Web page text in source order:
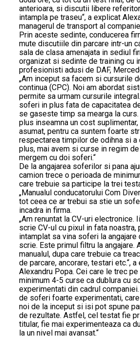
anterioara, si discutii libere
intampla pe traseu“, a explicat
managerul de transport al
Prin aceste sedinte, conducerea
mute discutiile din parcare intr-un
sala de clasa amenajata in sediul
organizat si sedinte de training cu
profesionisti adusi de DAF,
„Am inceput sa facem si cursurile
continua (CPC). Noi am abordat
permite sa urmam cursurile
soferi in plus fata de capacitatea
se gaseste timp sa mearga la
plus inseamna un cost
asumat, pentru ca suntem foarte
respectarea timpilor de odihna si a
plus, mai avem si curse in regim
mergem cu doi soferi.“
De la angajarea soferilor si pana
camion trece o perioada de
care trebuie sa participe la trei
„Manualul conducatorului Com
tot ceea ce ar trebui sa stie un
incadra in firma.
„Am renuntat la CV-uri electronice.
scrie CV-ul cu pixul in fata noastra,
intamplat sa vina soferi la angajare
scrie. Este primul filtru la angajare.
manualul, dupa care trebuie ca
de parcare, ancorare, testari etc.“,
Alexandru Popa. Cei care le trec
minimum 4-5 curse ca dublura cu
experimentati din cadrul
de soferi foarte experimentati,
noi de la inceput si isi pot spune
de rezultate. Astfel, cel testat fie
titular, fie mai experimenteaza ca
la un nivel mai avansat.“